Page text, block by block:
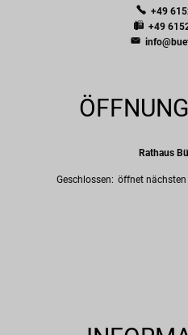
+49
+49
Rathaus
Klicken, um weitere Öffnungs-
Geschlossen: öffnet